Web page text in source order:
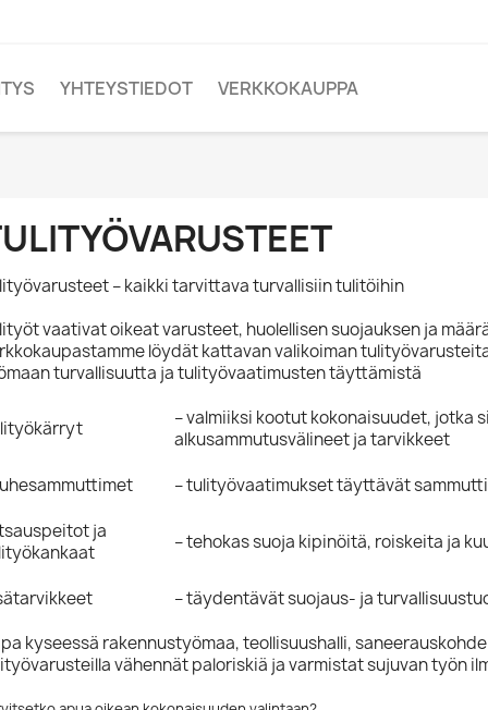
YHTEYSTIEDOT VERKKOKAUPPA
– kaikki tarvittava turvallisiin tulitöihin
vaativat oikeat varusteet, huolellisen suojauksen ja
löydät kattavan valikoiman
turvallisuutta ja tulityövaatimusten täyttämistä
– valmiiksi kootut kokonaisuudet, jotka
alkusammutusvälineet ja tarvikkeet
– tulityövaatimukset täyttävät
ja
– tehokas suoja kipinöitä, roiskeita ja
– täydentävät suojaus- ja
kyseessä rakennustyömaa, teollisuushalli,
vähennät paloriskiä ja varmistat sujuvan työn